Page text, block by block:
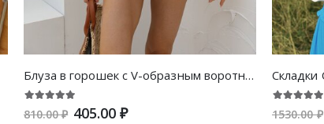
Блуза в горошек с V-образным воротником
810.00 ₽ 405.00 ₽ 1530.00 ₽